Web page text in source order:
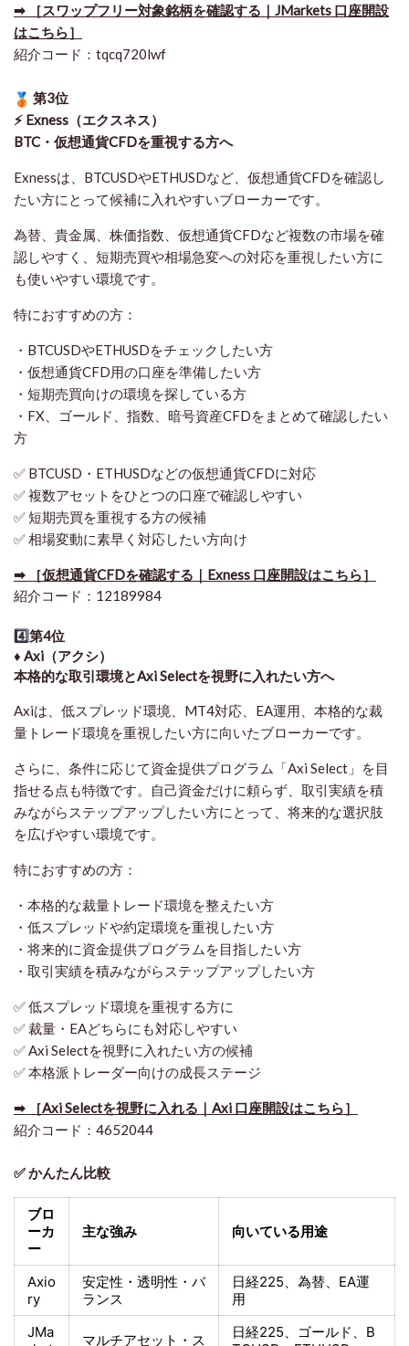
➡ ［スワップフリー対象銘柄を確認する｜JMarkets 口座開設
はこちら］
紹介コード：tqcq720lwf
第3位
⚡ Exness（エクスネス）
BTC・仮想通貨CFDを重視する方へ
Exnessは、BTCUSDやETHUSDなど、仮想通貨CFDを確認し
たい方にとって候補に入れやすいブローカーです。
為替、貴金属、株価指数、仮想通貨CFDなど複数の市場を確
認しやすく、短期売買や相場急変への対応を重視したい方に
も使いやすい環境です。
特におすすめの方：
・BTCUSDやETHUSDをチェックしたい方
・仮想通貨CFD用の口座を準備したい方
・短期売買向けの環境を探している方
・FX、ゴールド、指数、暗号資産CFDをまとめて確認したい
方
✅ BTCUSD・ETHUSDなどの仮想通貨CFDに対応
✅ 複数アセットをひとつの口座で確認しやすい
✅ 短期売買を重視する方の候補
✅ 相場変動に素早く対応したい方向け
➡ ［仮想通貨CFDを確認する｜Exness 口座開設はこちら］
紹介コード：12189984
4️⃣第4位
♦️ Axi（アクシ）
本格的な取引環境とAxi Selectを視野に入れたい方へ
Axiは、低スプレッド環境、MT4対応、EA運用、本格的な裁
量トレード環境を重視したい方に向いたブローカーです。
さらに、条件に応じて資金提供プログラム「Axi Select」を目
指せる点も特徴です。自己資金だけに頼らず、取引実績を積
みながらステップアップしたい方にとって、将来的な選択肢
を広げやすい環境です。
特におすすめの方：
・本格的な裁量トレード環境を整えたい方
・低スプレッドや約定環境を重視したい方
・将来的に資金提供プログラムを目指したい方
・取引実績を積みながらステップアップしたい方
✅ 低スプレッド環境を重視する方に
✅ 裁量・EAどちらにも対応しやすい
✅ Axi Selectを視野に入れたい方の候補
✅ 本格派トレーダー向けの成長ステージ
➡ ［Axi Selectを視野に入れる｜Axi 口座開設はこちら］
紹介コード：4652044
✅ かんたん比較
ブロ
ーカ
ー
主な強み 向いている用途
Axio
ry
安定性・透明性・バ
ランス
日経225、為替、EA運
用
JMa
マルチアセット・ス 日経225、ゴールド、 B